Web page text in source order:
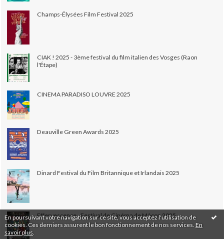
En poursuivant votre navigation sur ce site, vous acceptez l'utilisation de
cookies. Ces derniers assurent le bon fonctionnement de nos services. En
savoir plus
Champs-Élysées Film Festival 2025
CIAK ! 2025 - 3ème festival du film italien des Vosges (Raon
l'Étape)
CINEMA PARADISO LOUVRE 2025
Deauville Green Awards 2025
Dinard Festival du Film Britannique et Irlandais 2025
Effervescence - Festival de Cinéma de Mâcon 2025